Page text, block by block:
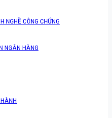
NGHỀ CÔNG CHỨNG
NGÂN HÀNG